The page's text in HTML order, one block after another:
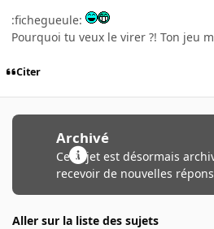
:fichegueule:
Pourquoi tu veux le virer ?! Ton jeu
Citer
Archivé
Ce sujet est désormais
recevoir de nouvelles
Aller sur la liste des sujets